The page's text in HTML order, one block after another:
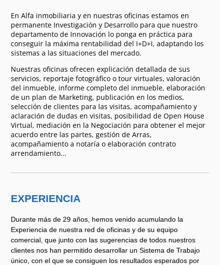
En Alfa inmobiliaria y en nuestras oficinas estamos en
permanente Investigación y Desarrollo para que nuestro
departamento de Innovación lo ponga en práctica para
conseguir la máxima rentabilidad del I+D+I, adaptando los
sistemas a las situaciones del mercado.
Nuestras oficinas ofrecen explicación detallada de sus
servicios, reportaje fotográfico o tour virtuales, valoración
del inmueble, informe completo del inmueble, elaboración
de un plan de Marketing, publicación en los medios,
selección de clientes para las visitas, acompañamiento y
aclaración de dudas en visitas, posibilidad de Open House
Virtual, mediación en la Negociación para obtener el mejor
acuerdo entre las partes, gestión de Arras,
acompañamiento a notaría o elaboración contrato
arrendamiento...
EXPERIENCIA
Durante más de 29 años, hemos venido acumulando la
Experiencia de nuestra red de oficinas y de su equipo
comercial, que junto con las sugerencias de todos nuestros
clientes nos han permitido desarrollar un Sistema de Trabajo
único, con el que se consiguen los resultados esperados por